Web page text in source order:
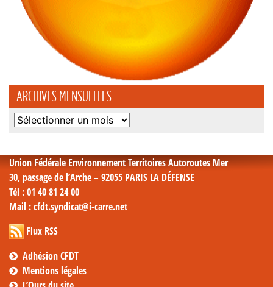
ARCHIVES MENSUELLES
Archives
Union Fédérale Environnement Territoires Autoroutes Mer
30, passage de l’Arche – 92055 PARIS LA DÉFENSE
Tél : 01 40 81 24 00
Mail : cfdt.syndicat@i-carre.net
Flux RSS
Adhésion CFDT
Mentions légales